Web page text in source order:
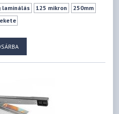
laminálás 125 mikron
250mm